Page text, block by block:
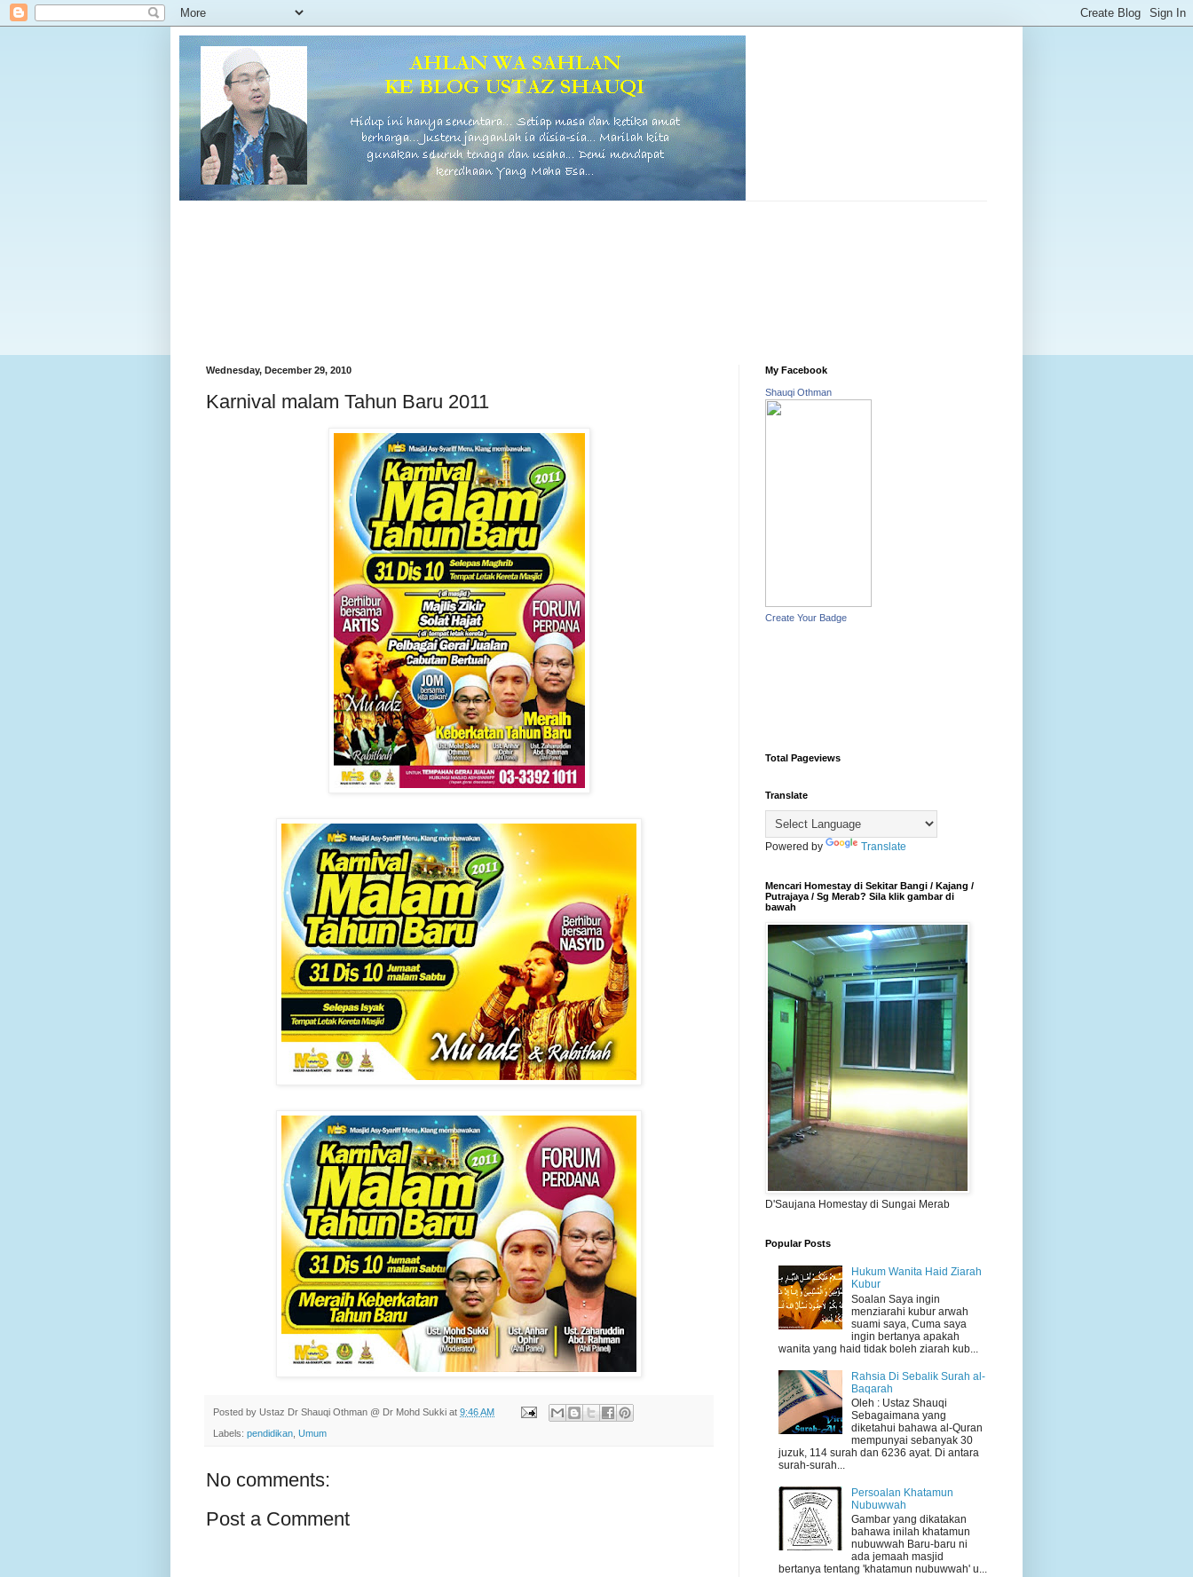
Wednesday, December 29, 2010
Karnival malam Tahun Baru 2011
Posted by Ustaz Dr Shauqi Othman @ Dr Mohd Sukki at 9:46 AM
Labels: pendidikan Umum
No comments:
Post a Comment
My Facebook
Shauqi Othman
Create Your Badge
Total Pageviews
Translate
Powered by Translate
Mencari Homestay di Sekitar Bangi / Kajang /
Putrajaya / Sg Merab? Sila klik gambar di
bawah
D'Saujana Homestay di Sungai Merab
Popular Posts
Hukum Wanita Haid Ziarah
Kubur
Soalan Saya ingin
menziarahi kubur arwah
suami saya, Cuma saya
ingin bertanya apakah
wanita yang haid tidak boleh ziarah kub...
Rahsia Di Sebalik Surah al-
Baqarah
Oleh : Ustaz Shauqi
Sebagaimana yang
diketahui bahawa al-Quran
mempunyai sebanyak 30
juzuk, 114 surah dan 6236 ayat. Di antara
surah-surah...
Persoalan Khatamun
Nubuwwah
Gambar yang dikatakan
bahawa inilah khatamun
nubuwwah Baru-baru ni
ada jemaah masjid
bertanya tentang 'khatamun nubuwwah' u...